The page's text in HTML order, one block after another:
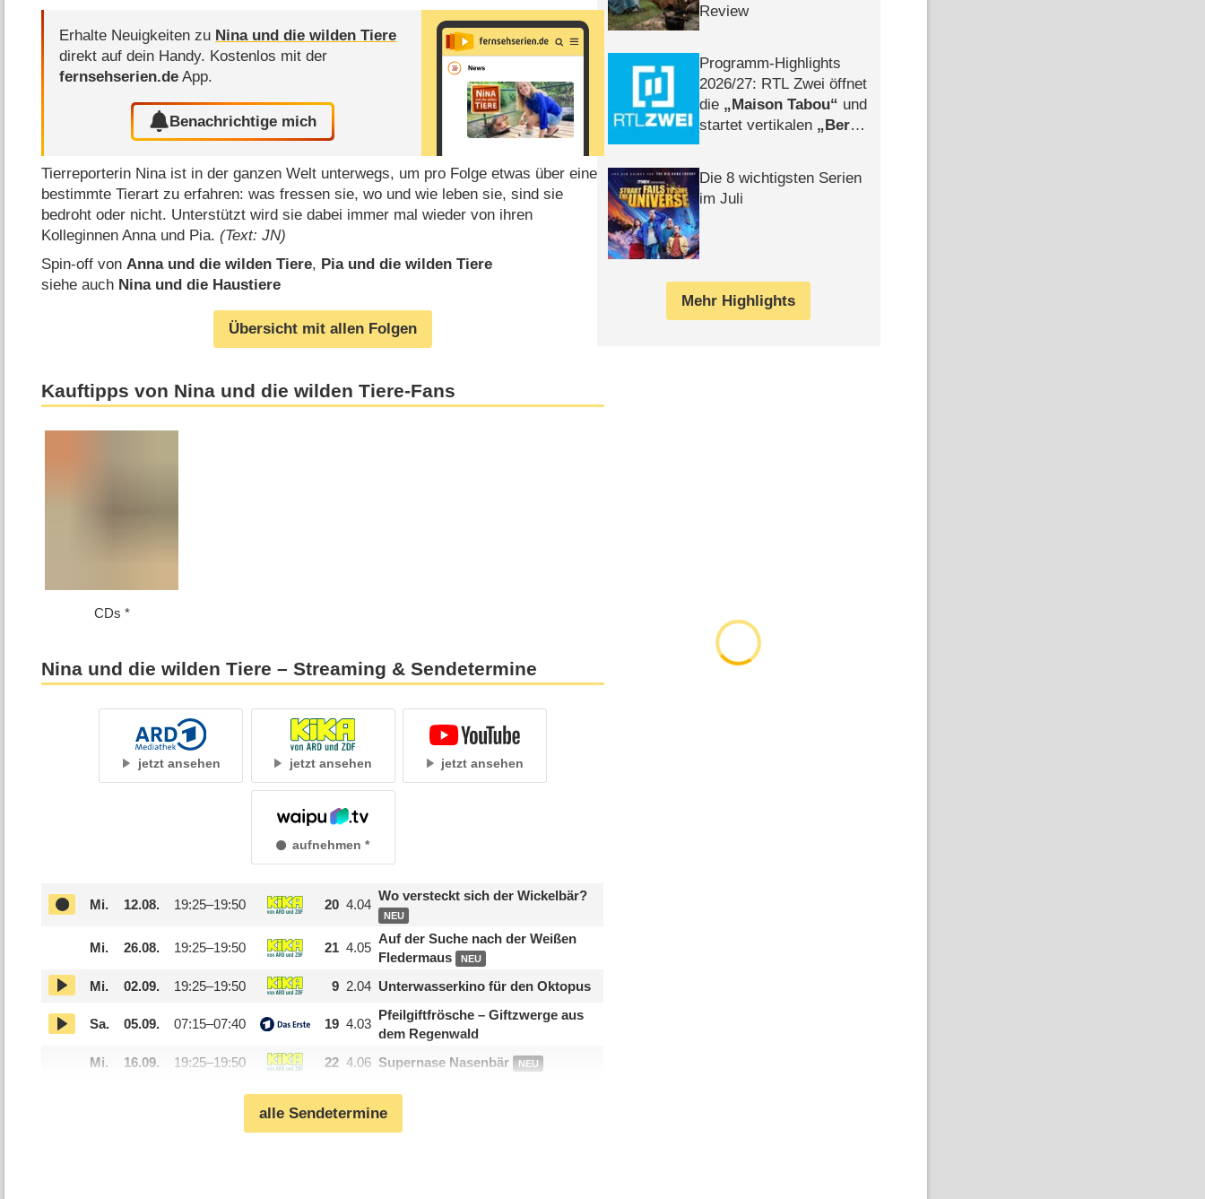
Erhalte Neuigkeiten zu Nina und die wilden Tiere
direkt auf dein Handy. Kostenlos mit der
fernsehserien.de App.
Benachrichtige mich
Tierreporterin Nina ist in der ganzen Welt unterwegs, um pro Folge etwas über eine
bestimmte Tierart zu erfahren: was fressen sie, wo und wie leben sie, sind sie
bedroht oder nicht. Unterstützt wird sie dabei immer mal wieder von ihren
Kolleginnen Anna und Pia.(Text: JN)
Spin-off von Anna und die wilden Tiere, Pia und die wilden Tiere
siehe auch Nina und die Haustiere
Übersicht mit allen Folgen
Kauftipps von Nina und die wilden Tiere-Fans
CDs
Nina und die wilden Tiere – Streaming & Sendetermine
jetzt ansehen jetzt ansehen jetzt ansehen
aufnehmen
Mi. 12.08. 19:25–19:50 20 4.04
Wo versteckt sich der Wickelbär?
NEU
Mi. 26.08. 19:25–19:50 21 4.05
Auf der Suche nach der Weißen
Fledermaus
NEU
Mi. 02.09. 19:25–19:50 9 2.04 Unterwasserkino für den Oktopus
Sa. 05.09. 07:15–07:40 19 4.03
Pfeilgiftfrösche – Giftzwerge aus
dem Regenwald
Mi.
16.09. 19:25–19:50 22 4.06 Supernase Nasenbär NEU
alle Sendetermine
Review
Programm-Highlights
2026/​27: RTL Zwei öffnet
die
Maison Tabou
und
startet vertikalen
Berlin
Die 8 wichtigsten Serien
im Juli
Mehr Highlights